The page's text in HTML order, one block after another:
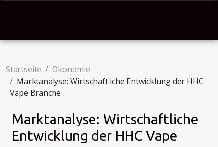
Startseite
Ökonomie
Marktanalyse: Wirtschaftliche Entwicklung der HHC
Vape Branche
Marktanalyse: Wirtschaftliche
Entwicklung der HHC Vape